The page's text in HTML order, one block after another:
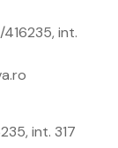
int.
int. 317